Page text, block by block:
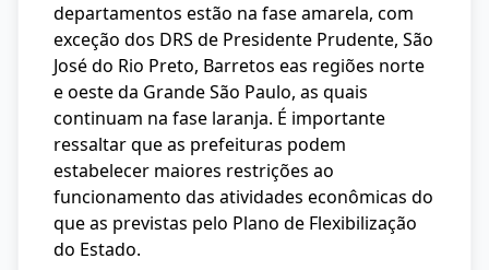
departamentos estão na fase amarela, com
exceção dos DRS de Presidente Prudente, São
José do Rio Preto, Barretos eas regiões norte
e oeste da Grande São Paulo, as quais
continuam na fase laranja. É importante
ressaltar que as prefeituras podem
estabelecer maiores restrições ao
funcionamento das atividades econômicas do
que as previstas pelo Plano de Flexibilização
do Estado.